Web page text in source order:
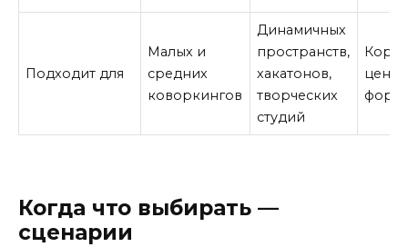
Подходит для
Малых и
средних
коворкингов
Динамичных
пространств,
хакатонов,
творческих
студий
Когда что выбирать —
сценарии